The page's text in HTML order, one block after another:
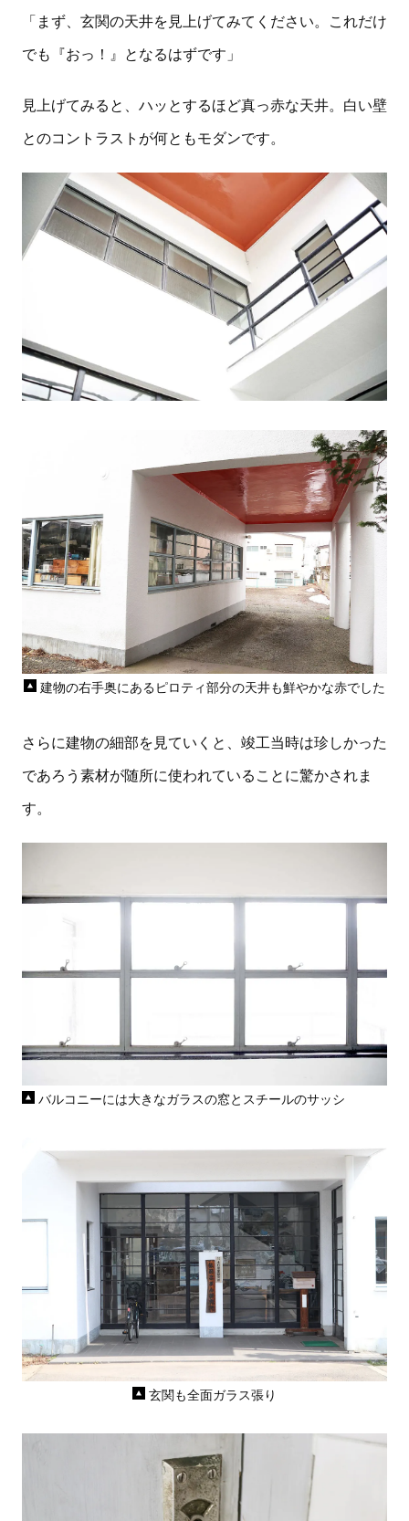
「まず、玄関の天井を見上げてみてください。これだけ
でも『おっ！』となるはずです」
見上げてみると、ハッとするほど真っ赤な天井。白い壁
とのコントラストが何ともモダンです。
建物の右手奥にあるピロティ部分の天井も鮮やかな赤でした
さらに建物の細部を見ていくと、竣工当時は珍しかった
であろう素材が随所に使われていることに驚かされま
す。
バルコニーには大きなガラスの窓とスチールのサッシ
玄関も全面ガラス張り